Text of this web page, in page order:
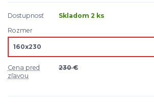
Dostupnosť
Skladom 2 ks
Rozmer
Cena pred
zľavou
230 €